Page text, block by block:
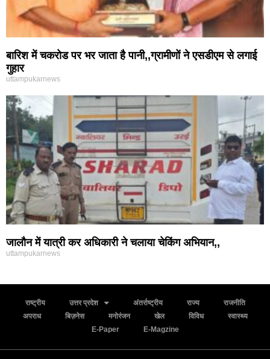
बारिश में चकरोड पर भर जाता है पानी,,ग्रामीणों ने एसडीएम से लगाई
गुहार
uttampukarnews
जालौन में यात्री कर अधिकारी ने चलाया चेकिंग अभियान,,
uttampukarnews
राष्ट्रीय उत्तर प्रदेश अंतर्राष्ट्रीय राज्य
राजनीति
अपराध
बिज़नेस मनोरंजन खेल विविध
स्वास्थ्य
E-Paper
E-Magzine